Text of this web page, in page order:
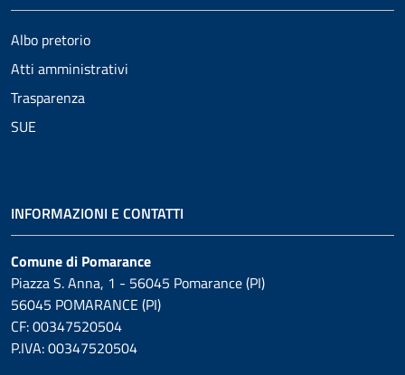
Albo pretorio
Atti amministrativi
Trasparenza
SUE
INFORMAZIONI E CONTATTI
Comune di Pomarance
Piazza S. Anna, 1 - 56045 Pomarance (PI)
56045 POMARANCE (PI)
CF: 00347520504
P.IVA: 00347520504